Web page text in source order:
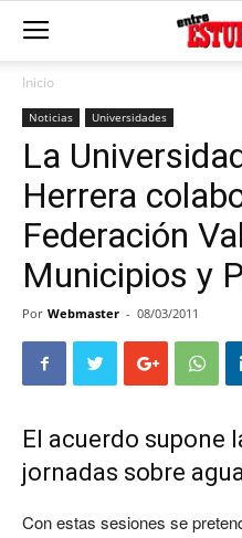
Inicio
Noticias Universidades
La
Herrera
Federación
Municipios y
Por Webmaster - 08/03/2011
El acuerdo supone
jornadas sobre
Con estas sesiones se